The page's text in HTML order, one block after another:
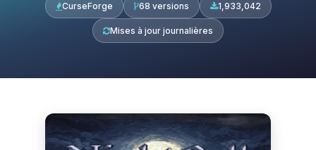
CurseForge 68 versions 1,933,042
Mises à jour journalières